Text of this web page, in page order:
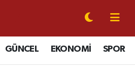
GÜNCEL EKONOMİ SPOR
Nöbetçi Eczaneler
Hava Durumu